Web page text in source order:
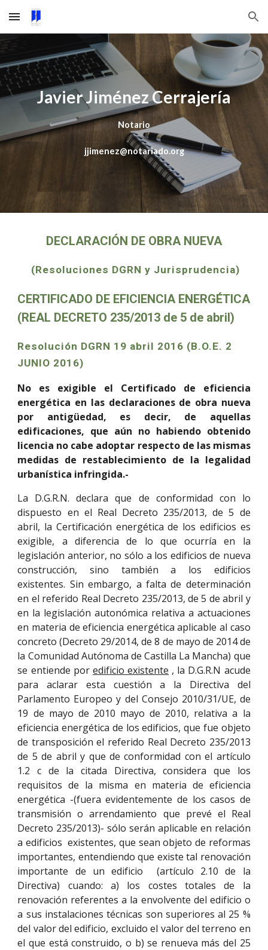
Skip to main content Skip to navigation
Javier Jiménez Cerrajería
Notario
jjimenez@notariado.org
DECLARACIÓN DE OBRA NUEVA
(Resoluciones DGRN y Jurisprudencia)
CERTIFICADO DE EFICIENCIA ENERGÉTICA
(REAL DECRETO 235/2013 de 5 de abril)
Resolución DGRN 19 abril 2016 (B.O.E. 2
JUNIO 2016)
No es exigible el Certificado de eficiencia
energética en las declaraciones de obra nueva
por antigüedad, es decir, de aquellas
edificaciones, que aún no habiendo obtenido
licencia no cabe adoptar respecto de las mismas
medidas de restablecimiento de la legalidad
urbanística infringida.-
La D.G.R.N. declara que de conformidad con lo
dispuesto en el Real Decreto 235/2013, de 5 de
abril, la Certificación energética de los edificios es
exigible, a diferencia de lo que ocurría en la
legislación anterior, no sólo a los edificios de nueva
construcción, sino también a los edificios
existentes. Sin embargo, a falta de determinación
en el referido Real Decreto 235/2013, de 5 de abril y
en la legislación autonómica relativa a actuaciones
en materia de eficiencia energética aplicable al caso
concreto (Decreto 29/2014, de 8 de mayo de 2014 de
la Comunidad Autónoma de Castilla La Mancha) que
se entiende por edificio existente , la D.G.R.N acude
para aclarar esta cuestión a la Directiva del
Parlamento Europeo y del Consejo 2010/31/UE, de
19 de mayo de 2010 mayo de 2010, relativa a la
eficiencia energética de los edificios, que fue objeto
de transposición el referido Real Decreto 235/2013
de 5 de abril y que de conformidad con el artículo
1.2 c de la citada Directiva, considera que los
requisitos de la misma en materia de eficiencia
energética -(fuera evidentemente de los casos de
transmisión o arrendamiento que prevé el Real
Decreto 235/2013)- sólo serán aplicable en relación
a edificios existentes, que sean objeto de reformas
importantes, entendiendo que existe tal renovación
importante de un edificio (artículo 2.10 de la
Directiva) cuando: a) los costes totales de la
renovación referentes a la envolvente del edificio o
a sus instalaciones técnicas son superiores al 25 %
del valor del edificio, excluido el valor del terreno en
el que está construido, o b) se renueva más del 25